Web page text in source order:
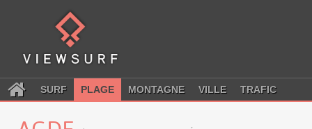
SURF PLAGE MONTAGNE VILLE TRAFIC